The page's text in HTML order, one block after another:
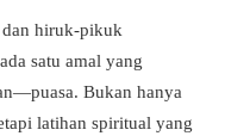
hiruk-pikuk
satu amal yang
Bukan hanya
latihan spiritual yang